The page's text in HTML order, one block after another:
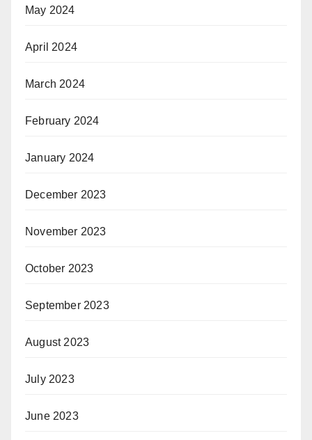
May 2024
April 2024
March 2024
February 2024
January 2024
December 2023
November 2023
October 2023
September 2023
August 2023
July 2023
June 2023